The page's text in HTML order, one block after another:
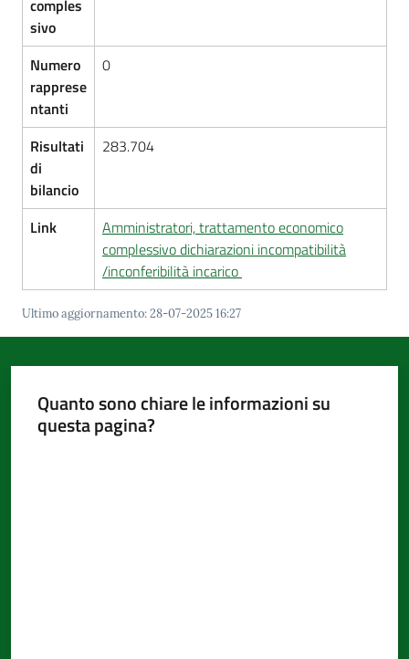
gli
argomenti...
Seguici
su
comples
sivo
Numero
rapprese
ntanti
0
Risultati
di
bilancio
283.704
Link
Amministratori, trattamento economico
complessivo dichiarazioni incompatibilità
/inconferibilità incarico
Ultimo aggiornamento:28-07-2025 16:27
Quanto sono chiare le informazioni su
questa pagina?